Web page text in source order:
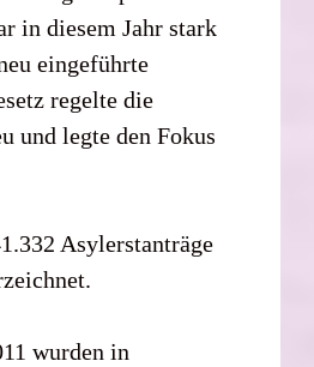
in diesem Jahr stark
eingeführte
regelte die
und legte den Fokus
Asylerstanträge
wurden in